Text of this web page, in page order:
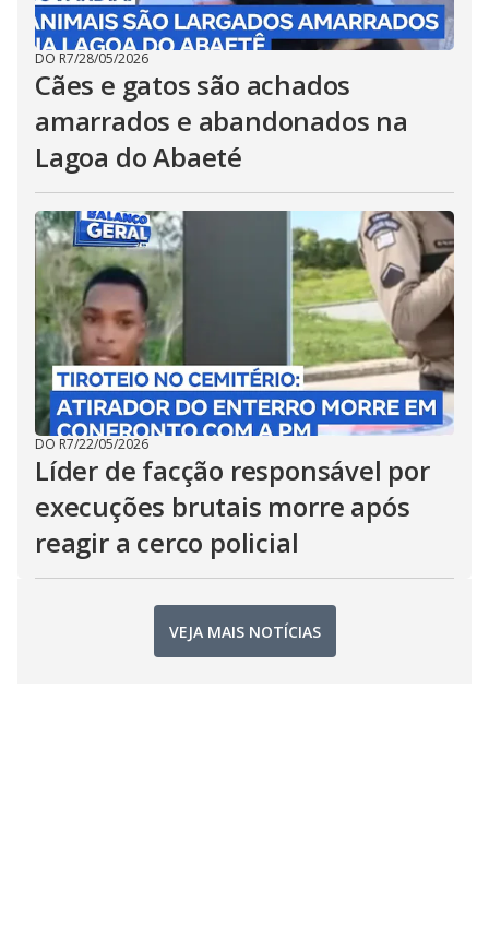
DO R7/28/05/2026
Cães e gatos são achados
amarrados e abandonados na
Lagoa do Abaeté
DO R7/22/05/2026
Líder de facção responsável por
execuções brutais morre após
reagir a cerco policial
VEJA MAIS NOTÍCIAS